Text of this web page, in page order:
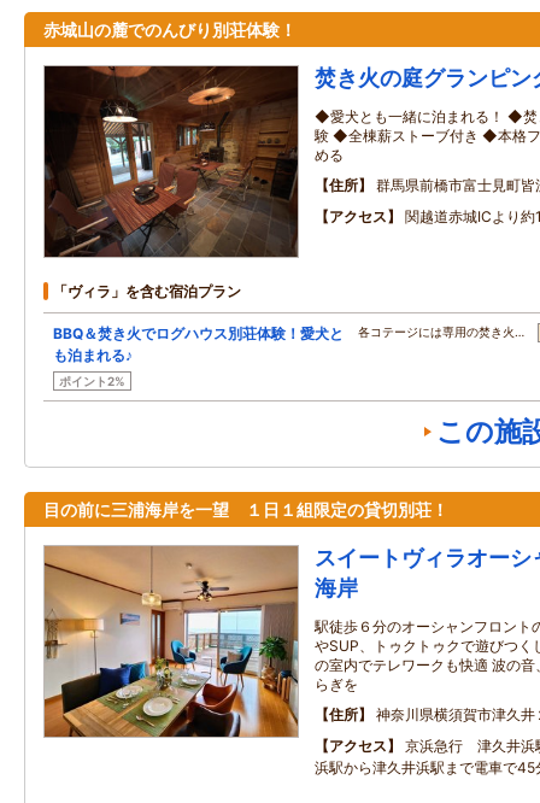
赤城山の麓でのんびり別荘体験！
焚き火の庭グランピン
◆愛犬とも一緒に泊まれる！ ◆焚
験 ◆全棟薪ストーブ付き ◆本格
める
住所
群馬県前橋市富士見町皆
アクセス
関越道赤城ICより約
「ヴィラ」を含む宿泊プラン
BBQ＆焚き火でログハウス別荘体験！愛犬と
も泊まれる♪
ポイント2%
各コテージには専用の焚き火…
この施
目の前に三浦海岸を一望 １日１組限定の貸切別荘！
スイートヴィラオー
海岸
駅徒歩６分のオーシャンフロント
やSUP、トゥクトゥクで遊びつく
の室内でテレワークも快適 波の
らぎを
住所
神奈川県横須賀市津久井
アクセス
京浜急行 津久井
浜駅から津久井浜駅まで電車で45